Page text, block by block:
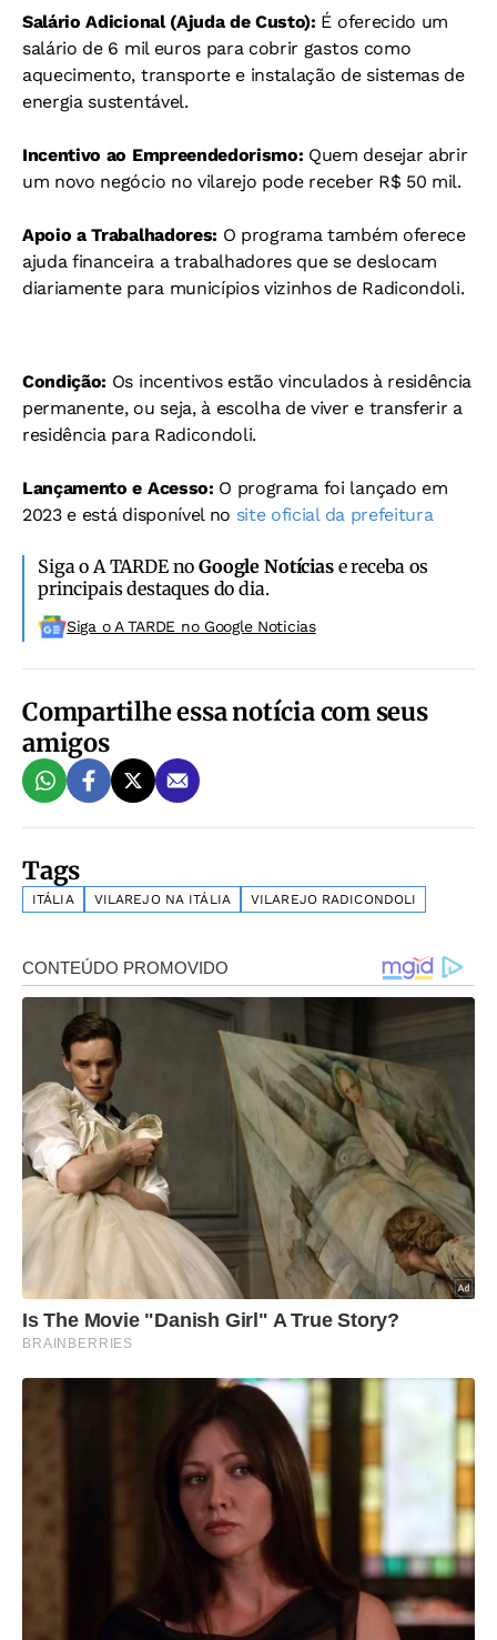
Salário Adicional (Ajuda de Custo): É oferecido um
salário de 6 mil euros para cobrir gastos como
aquecimento, transporte e instalação de sistemas de
energia sustentável.
Incentivo ao Empreendedorismo: Quem desejar abrir
um novo negócio no vilarejo pode receber R$ 50 mil.
Apoio a Trabalhadores: O programa também oferece
ajuda financeira a trabalhadores que se deslocam
diariamente para municípios vizinhos de Radicondoli.
Condição: Os incentivos estão vinculados à residência
permanente, ou seja, à escolha de viver e transferir a
residência para Radicondoli.
Lançamento e Acesso: O programa foi lançado em
2023 e está disponível no site oficial da prefeitura
Siga o A TARDE noGoogle Notíciase receba os
principais destaques do dia.
Siga o A TARDE no Google Noticias
Compartilhe essa notícia com seus
amigos
Tags
ITÁLIA VILAREJO NA ITÁLIA VILAREJO RADICONDOLI